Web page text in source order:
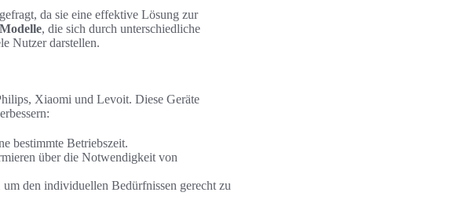
da sie eine effektive Lösung zur
, die sich durch unterschiedliche
Nutzer darstellen.
Xiaomi und Levoit. Diese Geräte
bestimmte Betriebszeit.
über die Notwendigkeit von
den individuellen Bedürfnissen gerecht zu